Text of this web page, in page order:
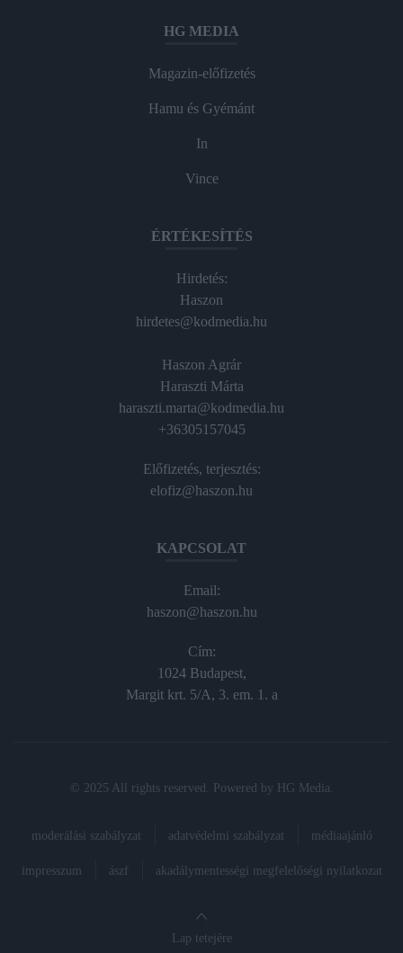
HG MEDIA
Magazin-előfizetés
Hamu és Gyémánt
In
Vince
ÉRTÉKESÍTÉS
Hirdetés:
Haszon
hirdetes@kodmedia.hu
Haszon Agrár
Haraszti Márta
haraszti.marta@kodmedia.hu
+36305157045
Előfizetés, terjesztés:
elofiz@haszon.hu
KAPCSOLAT
Email:
haszon@haszon.hu
Cím:
1024 Budapest,
Margit krt. 5/A, 3. em. 1. a
© 2025 All rights reserved. Powered by HG Media
moderálási szabályzat adatvédelmi szabályzat médiaajánló
impresszum ászf akadálymentességi megfelelőségi nyilatkozat
Lap tetejére